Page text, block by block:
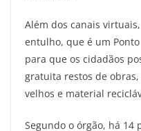
Além dos canais
entulho, que é um
para que os cidadãos
gratuita restos de
velhos e material
Segundo o órgão, há